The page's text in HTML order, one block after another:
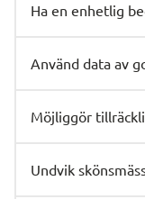
Ha en enhetlig
Använd data av
Möjliggör
Undvik